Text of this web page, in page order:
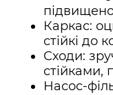
Каркас:
стійкі до
Сходи:
стійками,
Насос-